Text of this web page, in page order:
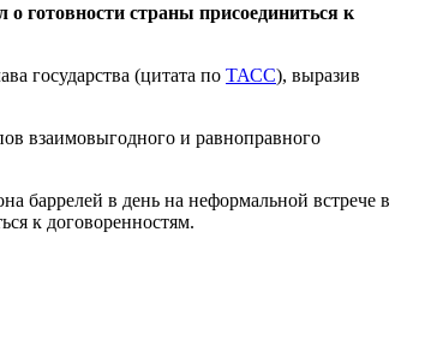
о готовности страны присоединиться к
государства (цитата по ТАСС), выразив
взаимовыгодного и равноправного
баррелей в день на неформальной встрече в
к договоренностям.